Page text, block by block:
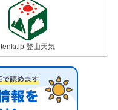
tenki.jp 登山天気